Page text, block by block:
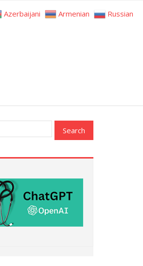
Azerbaijani Armenian Russian